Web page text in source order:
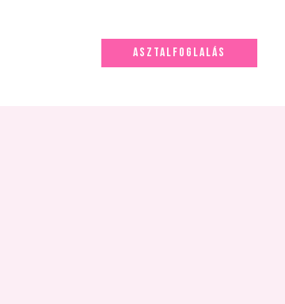
ASZTALFOGLALÁS